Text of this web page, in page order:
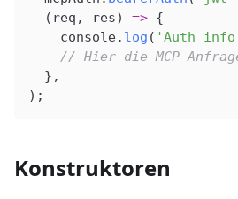
  (
req , res) => {
    console
. log ( 'Auth
// Hier die MCP-
  },
);
Konstruktoren